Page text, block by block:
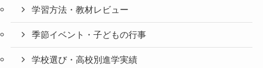
学習方法・教材レビュー
季節イベント・子どもの行事
学校選び・高校別進学実績